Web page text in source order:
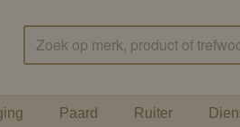
Paard Ruiter